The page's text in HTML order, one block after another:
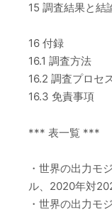
15 調査結果と結
16 付録
16.1 調査方法
16.2 調査プロセ
16.3 免責事項
*** 表一覧 ***
・世界の出力モ
ル、2020年対
・世界の出力モ